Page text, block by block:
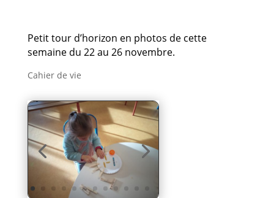
Petit tour d’horizon en photos de cette
semaine du 22 au 26 novembre.
Cahier de vie